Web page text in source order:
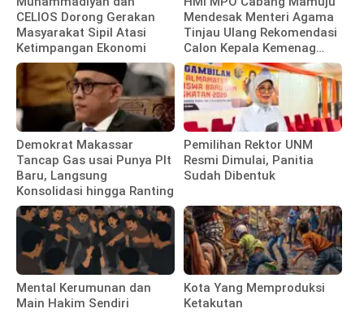
CELIOS Dorong Gerakan
Masyarakat Sipil Atasi
Ketimpangan Ekonomi
Mendesak Menteri Agama
Tinjau Ulang Rekomendasi
Calon Kepala Kemenag
Polewali Mandar
Demokrat Makassar
Tancap Gas usai Punya Plt
Baru, Langsung
Konsolidasi hingga Ranting
Pemilihan Rektor UNM
Resmi Dimulai, Panitia
Sudah Dibentuk
Mental Kerumunan dan
Main Hakim Sendiri
Kota Yang Memproduksi
Ketakutan